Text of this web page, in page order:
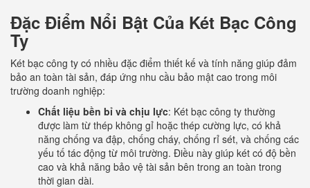
Đặc Điểm Nổi Bật Của Két Bạc Công
Ty
Két bạc công ty có nhiều đặc điểm thiết kế và tính năng giúp đảm
bảo an toàn tài sản, đáp ứng nhu cầu bảo mật cao trong môi
trường doanh nghiệp:
Chất liệu bền bỉ và chịu lực: Két bạc công ty thường
được làm từ thép không gỉ hoặc thép cường lực, có khả
năng chống va đập, chống cháy, chống rỉ sét, và chống các
yếu tố tác động từ môi trường. Điều này giúp két có độ bền
cao và khả năng bảo vệ tài sản bên trong an toàn trong
thời gian dài.